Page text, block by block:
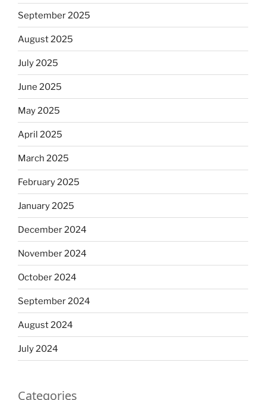
September 2025
August 2025
July 2025
June 2025
May 2025
April 2025
March 2025
February 2025
January 2025
December 2024
November 2024
October 2024
September 2024
August 2024
July 2024
Categories